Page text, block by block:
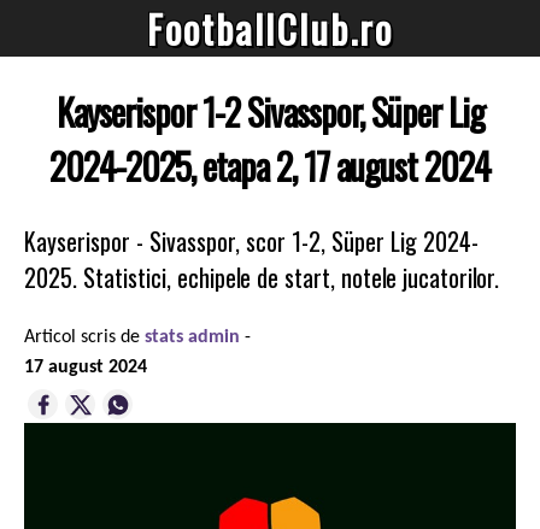
FootballClub.ro
Kayserispor 1-2 Sivasspor, Süper Lig
2024-2025, etapa 2, 17 august 2024
Kayserispor - Sivasspor, scor 1-2, Süper Lig 2024-
2025. Statistici, echipele de start, notele jucatorilor.
Articol scris de stats admin -
17 august 2024